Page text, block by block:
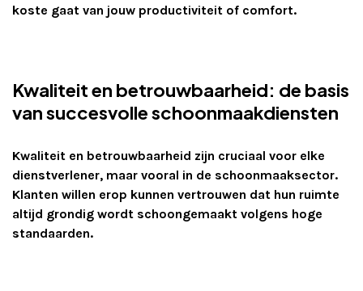
koste gaat van jouw productiviteit of comfort.
Kwaliteit en betrouwbaarheid: de basis
van succesvolle schoonmaakdiensten
Kwaliteit en betrouwbaarheid zijn cruciaal voor elke
dienstverlener, maar vooral in de schoonmaaksector.
Klanten willen erop kunnen vertrouwen dat hun ruimte
altijd grondig wordt schoongemaakt volgens hoge
standaarden.